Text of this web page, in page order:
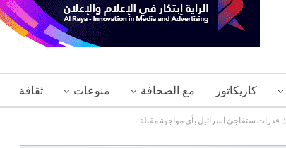
كاريكاتور مع الصحافة منوعات ثقافة
قدرات ستفاجئ اسرائيل بأي مواجهة مقبلة